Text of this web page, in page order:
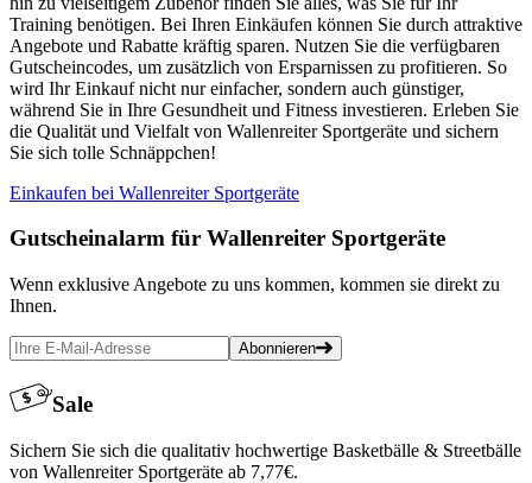
Training benötigen. Bei Ihren Einkäufen können Sie durch attraktive
Angebote und Rabatte kräftig sparen. Nutzen Sie die verfügbaren
Gutscheincodes, um zusätzlich von Ersparnissen zu profitieren. So
wird Ihr Einkauf nicht nur einfacher, sondern auch günstiger,
während Sie in Ihre Gesundheit und Fitness investieren. Erleben Sie
die Qualität und Vielfalt von Wallenreiter Sportgeräte und sichern
Sie sich tolle Schnäppchen!
Einkaufen bei Wallenreiter Sportgeräte
Gutscheinalarm für Wallenreiter Sportgeräte
Wenn exklusive Angebote zu uns kommen, kommen sie direkt zu
Ihnen.
Abonnieren
Sale
Sichern Sie sich die qualitativ hochwertige Basketbälle & Streetbälle
von Wallenreiter Sportgeräte ab 7,77€.